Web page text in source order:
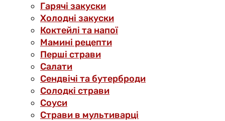
Гарячі закуски
Холодні закуски
Коктейлі та напої
Мамині рецепти
Перші страви
Салати
Сендвічі та бутерброди
Солодкі страви
Соуси
Страви в мультиварці